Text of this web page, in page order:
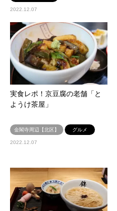
2022.12.07
実食レポ！京豆腐の老舗「と
ようけ茶屋」
金閣寺周辺【北区】 グルメ
2022.12.07